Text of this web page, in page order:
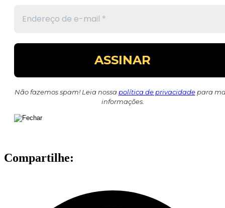
Não fazemos spam! Leia nossapolítica de privacidadepara
informações.
Compartilhe: